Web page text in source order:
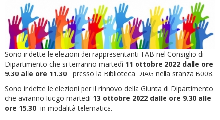
Sono indette le elezioni dei rappresentanti TAB nel Consiglio di
Dipartimento che si terranno martedì 11 ottobre 2022 dalle ore
9.30 alle ore 11.30
presso la Biblioteca DIAG nella stanza B008.
Sono indette le elezioni per il rinnovo della Giunta di Dipartimento
che avranno luogo martedì 13 ottobre 2022 dalle ore 9.30 alle
ore 15.30 in modalità telematica.